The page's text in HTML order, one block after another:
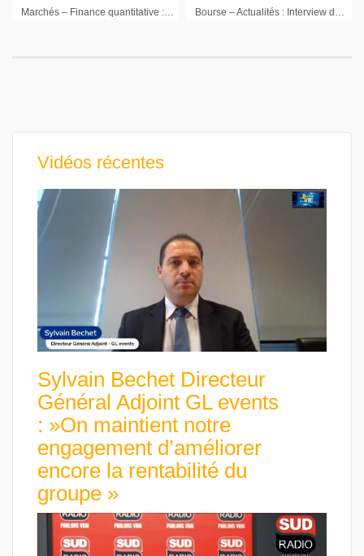
Vidéos récentes
Sylvain Bechet Directeur
Général Adjoint GL events
: »On maintient notre
engagement d’améliorer
encore la rentabilité du
groupe »